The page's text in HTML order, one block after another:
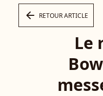
arrow_left RETOUR ARTICLE
Le